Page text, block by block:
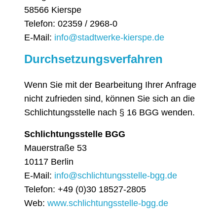
58566 Kierspe
Telefon: 02359 / 2968-0
E-Mail: info@stadtwerke-kierspe.de
Durchsetzungsverfahren
Wenn Sie mit der Bearbeitung Ihrer Anfrage
nicht zufrieden sind, können Sie sich an die
Schlichtungsstelle nach § 16 BGG wenden.
Schlichtungsstelle BGG
Mauerstraße 53
10117 Berlin
E-Mail: info@schlichtungsstelle-bgg.de
Telefon: +49 (0)30 18527-2805
Web: www.schlichtungsstelle-bgg.de